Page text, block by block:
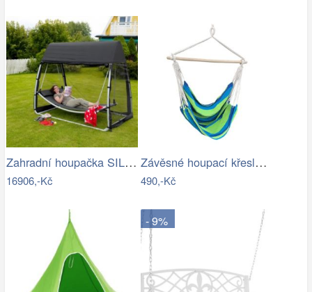
Zahradní houpačka SILASS - GD
16906,-Kč
Závěsné houpací křeslo Cozyz pásek modrá
490,-Kč
- 9%